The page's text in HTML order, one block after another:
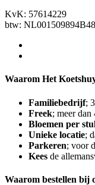
KvK: 57614229
btw: NL001509894B48
Waarom Het
Familiebedrijf;
Freek; meer dan
Bloemen per
Unieke locatie;
Parkeren; voor
Kees de
Waarom bestellen bij